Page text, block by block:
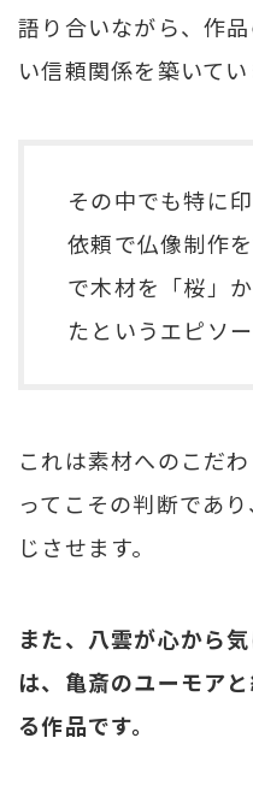
語り合いながら、作
い信頼関係を築いてい
その中でも特に
依頼で仏像制作
で木材を「桜」
たというエピソー
これは素材へのこだ
ってこその判断であ
じさせます。
また、八雲が心から
は、亀斎のユーモア
る作品です。